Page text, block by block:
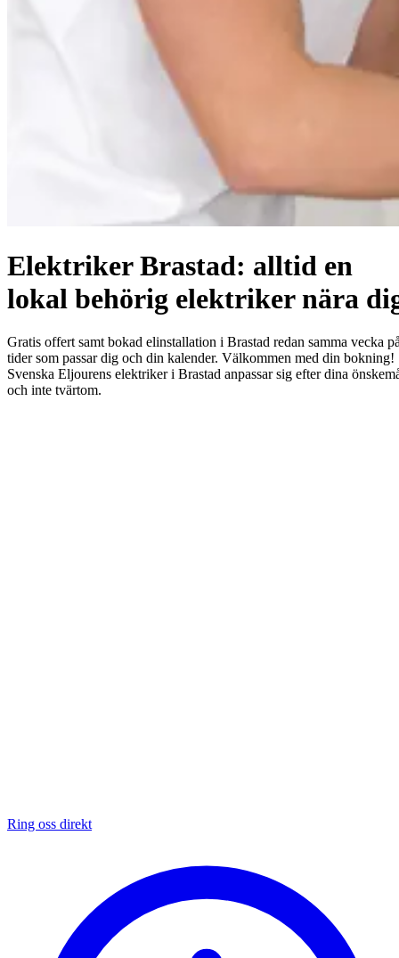
Elektriker Brastad: alltid en
lokal behörig elektriker nära
Gratis offert samt bokad elinstallation i Brastad redan samma vecka
tider som passar dig och din kalender. Välkommen med din bokning!
Svenska Eljourens elektriker i Brastad anpassar sig efter dina
och inte tvärtom.
Ring oss direkt